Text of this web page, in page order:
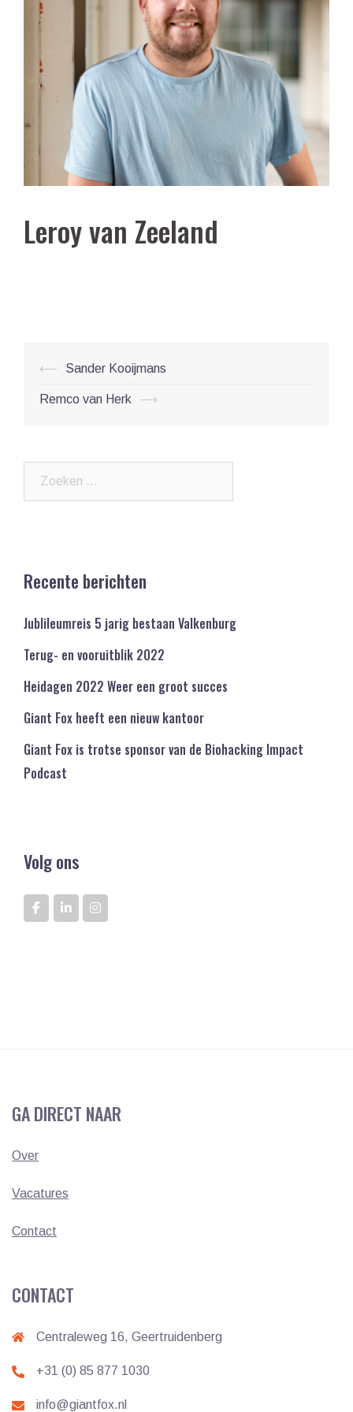
Leroy van Zeeland
Post
navigation
⟵ Sander Kooijmans
Remco van Herk ⟶
Recente berichten
Jublileumreis 5 jarig bestaan Valkenburg
Terug- en vooruitblik 2022
Heidagen 2022 Weer een groot succes
Giant Fox heeft een nieuw kantoor
Giant Fox is trotse sponsor van de Biohacking Impact
Podcast
Volg ons
GA DIRECT NAAR
Over
Vacatures
Contact
CONTACT
Centraleweg 16, Geertruidenberg
+31 (0) 85 877 1030
info@giantfox.nl